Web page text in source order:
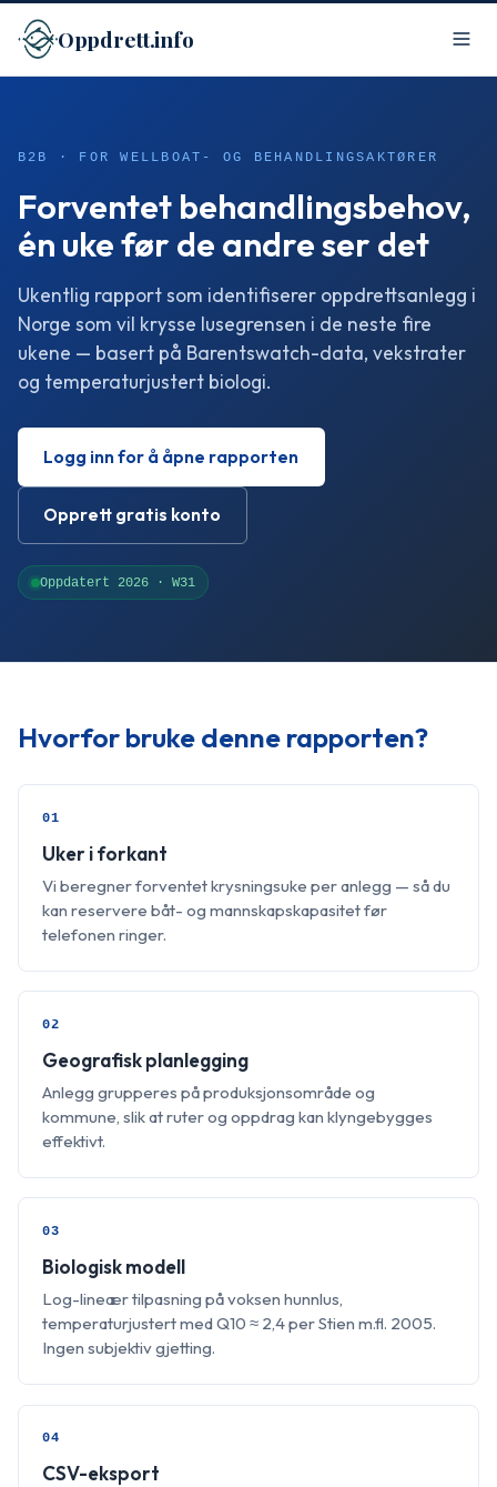
Oppdrett.info
B2B · FOR WELLBOAT- OG BEHANDLINGSAKTØRER
Forventet behandlingsbehov,
én uke før de andre ser det
Ukentlig rapport som identifiserer oppdrettsanlegg i
Norge som vil krysse lusegrensen i de neste fire
ukene — basert på Barentswatch-data, vekstrater
og temperaturjustert biologi.
Logg inn for å åpne rapporten
Opprett gratis konto
Oppdatert 2026 · W31
Hvorfor bruke denne rapporten?
01
Uker i forkant
Vi beregner forventet krysningsuke per anlegg — så du
kan reservere båt- og mannskapskapasitet før
telefonen ringer.
02
Geografisk planlegging
Anlegg grupperes på produksjonsområde og
kommune, slik at ruter og oppdrag kan klyngebygges
effektivt.
03
Biologisk modell
Log-lineær tilpasning på voksen hunnlus,
temperaturjustert med Q10 ≈ 2,4 per Stien m.fl. 2005.
Ingen subjektiv gjetting.
04
CSV-eksport